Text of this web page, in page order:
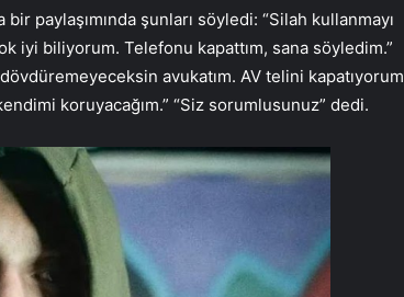
paylaşımında şunları söyledi: “Silah kullanmayı
iyi biliyorum. Telefonu kapattım, sana söyledim.”
avukatım. AV telini kapatıyorum
koruyacağım.” “Siz sorumlusunuz” dedi.